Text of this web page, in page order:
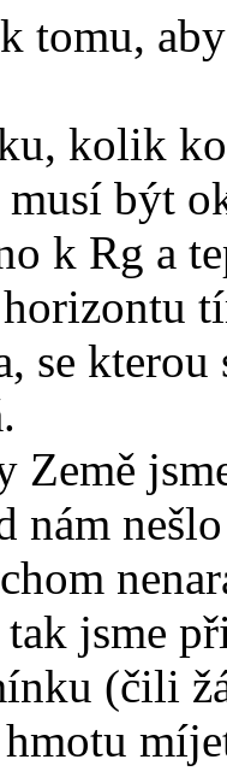
tomu,
kolik
být
k Rg a
se
Země
nám
jsme
(čili